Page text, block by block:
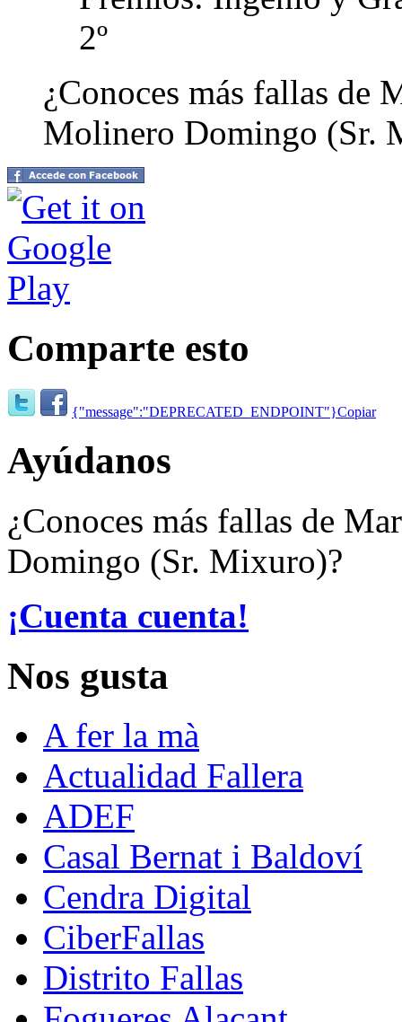
2º
¿Conoces más fallas de
Molinero Domingo (Sr.
Comparte esto
{"message":"DEPRECATED_ENDPOINT"}Copiar
Ayúdanos
¿Conoces más fallas de
Domingo (Sr. Mixuro)?
¡Cuenta cuenta!
Nos gusta
A fer la mà
Actualidad Fallera
ADEF
Casal Bernat i Baldoví
Cendra Digital
CiberFallas
Distrito Fallas